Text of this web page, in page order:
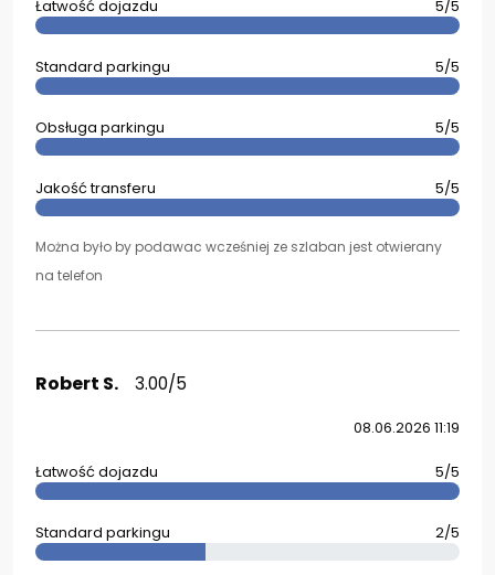
Łatwość dojazdu 5/5
Standard parkingu 5/5
Obsługa parkingu 5/5
Jakość transferu 5/5
Można było by podawac wcześniej ze szlaban jest otwierany
na telefon
Robert S. 3.00/5
08.06.2026 11:19
Łatwość dojazdu 5/5
Standard parkingu 2/5